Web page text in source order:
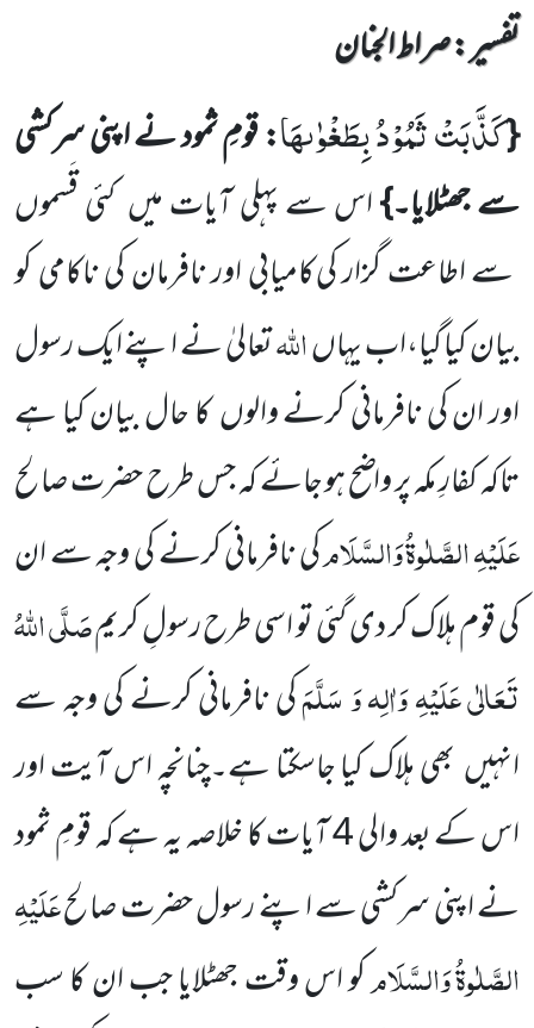
تفسیر : ‎صراط الجنان
{كَذَّبَتْ ثَمُوْدُ بِطَغْوٰىهَا: قومِ ثمود نے اپنی سرکشی
سے جھٹلایا۔}اس سے پہلی آیات میں کئی قَسموں
سے اطاعت گزارکی کامیابی اور نافرمان کی ناکامی کو
بیان کیا گیا،اب یہاںاللّٰہتعالیٰ نے اپنے ایک رسول
اور ان کی نافرمانی کرنے والوںکا حال بیان کیا ہے
تاکہ کفارِ مکہ پر واضح ہو جائے کہ جس طرح حضرت صالح
عَلَیْہِالصَّلٰوۃُوَالسَّلَامکی نافرمانی کرنے کی وجہ سے ان
کی قوم ہلاک کر دی گئی تو اسی طرح رسولِ کریمصَلَّی اللّٰہُ
تَعَالٰی عَلَیْہِ وَاٰلِہ وَ سَلَّمَکی نافرمانی کرنے کی وجہ سے
انہیںبھی ہلاک کیا جاسکتا ہے۔چنانچہ اس آیت اور
اس کے بعد والی4آیات کا خلاصہ یہ ہے کہ قومِ ثمود
نے اپنی سرکشی سے اپنے رسول حضرت صالحعَلَیْہِ
الصَّلٰوۃُوَالسَّلَامکو اس وقت جھٹلایا جب ان کا سب